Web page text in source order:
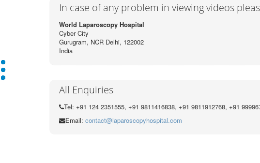
In case of any problem in viewing videos
World Laparoscopy Hospital
Cyber City
Gurugram, NCR Delhi, 122002
India
All Enquiries
Tel: +91 124 2351555, +91 9811416838, +91 9811912768, +91
Email: contact@laparoscopyhospital.com